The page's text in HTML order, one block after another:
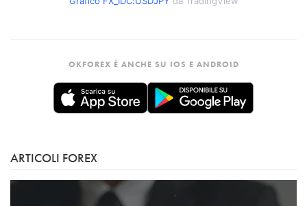
OKFOREX È ANCHE SU IOS E ANDROID
ARTICOLI FOREX